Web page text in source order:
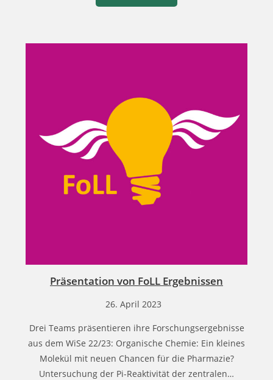
Präsentation von FoLL Ergebnissen
26. April 2023
Drei Teams präsentieren ihre Forschungsergebnisse
aus dem WiSe 22/23: Organische Chemie: Ein kleines
Molekül mit neuen Chancen für die Pharmazie?
Untersuchung der Pi-Reaktivität der zentralen…